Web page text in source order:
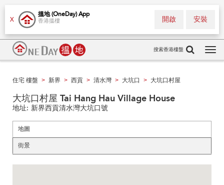
X
搵地 (OneDay) App
香港搵樓 安裝
開啟
搜索香港樓盤
住宅 樓盤 > 新界 > 西貢 > 清水灣 > 大坑口 > 大坑口村屋
大坑口村屋 Tai Hang Hau Village House
地址: 新界西貢清水灣大坑口號
地圖
街景